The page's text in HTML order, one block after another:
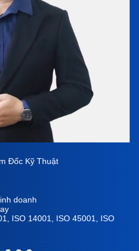
Đốc Kỹ Thuật
doanh
ISO 14001, ISO 45001, ISO